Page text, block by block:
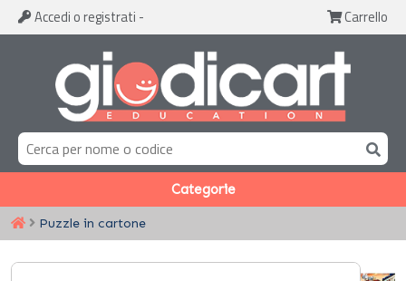
Accedi o registrati - Carrello
Categorie
Puzzle in cartone